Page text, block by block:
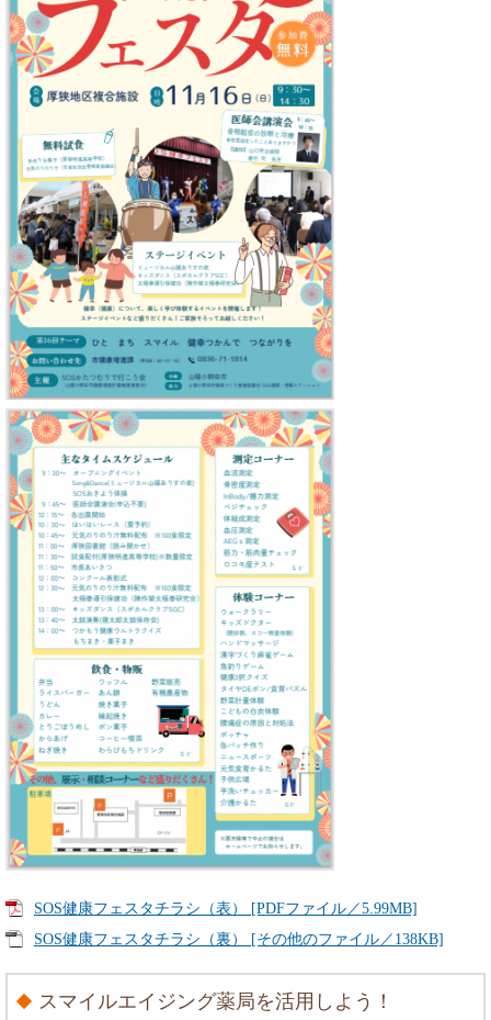
SOS健康フェスタチラシ（表） [PDFファイル／5.99MB]
SOS健康フェスタチラシ（裏） [その他のファイル／138KB]
スマイルエイジング薬局を活用しよう！